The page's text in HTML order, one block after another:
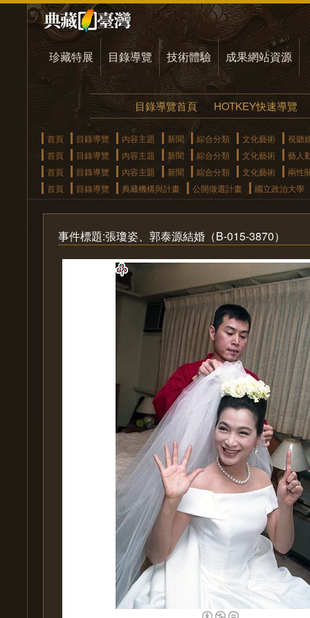
珍藏特展 目錄導覽 技術體驗 成果網站資源
目錄導覽首頁 HOTKEY快速導覽
首頁 目錄導覽 內容主題 新聞 綜合分類 文化藝術
視聽
首頁
目錄導覽 內容主題 新聞 綜合分類 文化藝術
藝人
首頁
目錄導覽 內容主題 新聞 綜合分類 文化藝術
兩性
首頁
目錄導覽 典藏機構與計畫 公開徵選計畫 國立政治大學
事件標題:張瓊姿、郭泰源結婚（B-015-3870）